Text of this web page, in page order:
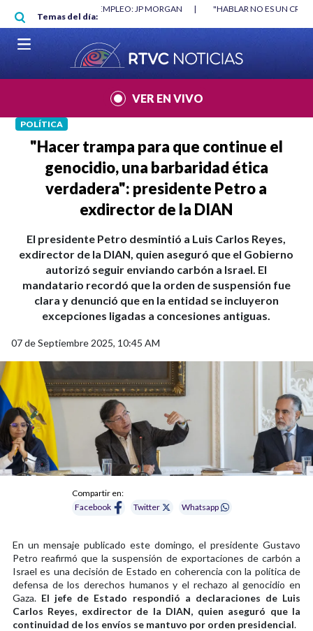
Pasar al contenido principal
Temas del día:
MÍNIMO NO DESTRUYÓ EMPLEO: JP MORGAN |
"HABLAR NO ES UN
MUNDIAL 2026
|
VER EN VIVO
POLÍTICA
"Hacer trampa para que continue el
genocidio, una barbaridad ética
verdadera": presidente Petro a
exdirector de la DIAN
El presidente Petro desmintió a Luis Carlos Reyes,
exdirector de la DIAN, quien aseguró que el Gobierno
autorizó seguir enviando carbón a Israel. El
mandatario recordó que la orden de suspensión fue
clara y denunció que en la entidad se incluyeron
excepciones ligadas a concesiones antiguas.
07 de Septiembre 2025, 10:45 AM
Compartir en:
Facebook
Twitter Whatsapp
En un mensaje publicado este domingo, el presidente Gustavo
Petro reafirmó que la suspensión de exportaciones de carbón a
Israel es una decisión de Estado en coherencia con la política de
defensa de los derechos humanos y el rechazo al genocidio en
Gaza. El jefe de Estado respondió a declaraciones de Luis
Carlos Reyes, exdirector de la DIAN, quien aseguró que la
continuidad de los envíos se mantuvo por orden presidencial.